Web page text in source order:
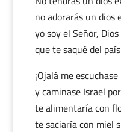
no adorarás un dios
yo soy el Señor,
que te saqué del
¡Ojalá me
y caminase Israel
te alimentaría con
te saciaría con miel